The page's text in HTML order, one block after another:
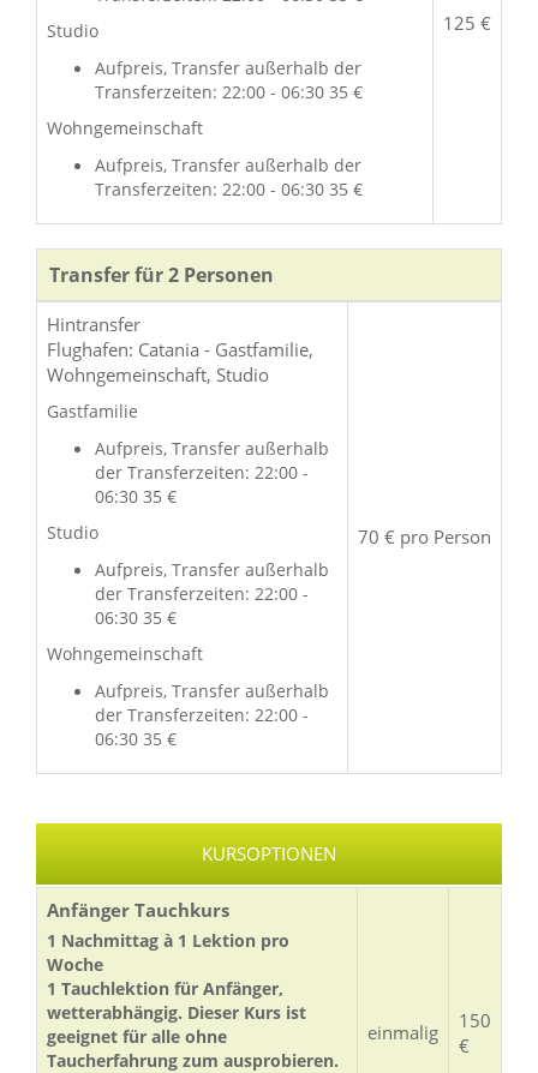
Studio
Aufpreis, Transfer außerhalb der
Transferzeiten: 22:00 - 06:30 35 €
Wohngemeinschaft
Aufpreis, Transfer außerhalb der
Transferzeiten: 22:00 - 06:30 35 €
125 €
Transfer für 2 Personen
Hintransfer
Flughafen: Catania - Gastfamilie,
Wohngemeinschaft, Studio
Gastfamilie
Aufpreis, Transfer außerhalb
der Transferzeiten: 22:00 -
06:30 35 €
Studio
Aufpreis, Transfer außerhalb
der Transferzeiten: 22:00 -
06:30 35 €
Wohngemeinschaft
Aufpreis, Transfer außerhalb
der Transferzeiten: 22:00 -
06:30 35 €
70 € pro Person
KURSOPTIONEN
Anfänger Tauchkurs
1 Nachmittag à 1 Lektion pro
Woche
1 Tauchlektion für Anfänger,
wetterabhängig. Dieser Kurs ist
geeignet für alle ohne
Taucherfahrung zum ausprobieren.
einmalig
150
€